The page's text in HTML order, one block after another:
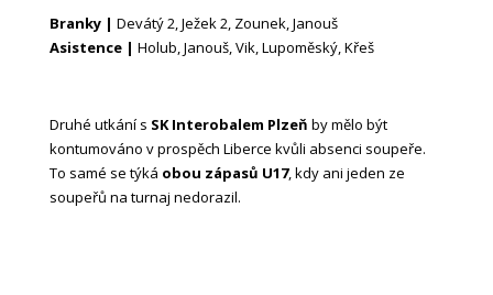
Branky | Devátý 2, Ježek 2, Zounek, Janouš
Asistence | Holub, Janouš, Vik, Lupoměský, Křeš
Druhé utkání s SK Interobalem Plzeň by mělo být
kontumováno v prospěch Liberce kvůli absenci soupeře.
To samé se týká obou zápasů U17, kdy ani jeden ze
soupeřů na turnaj nedorazil.